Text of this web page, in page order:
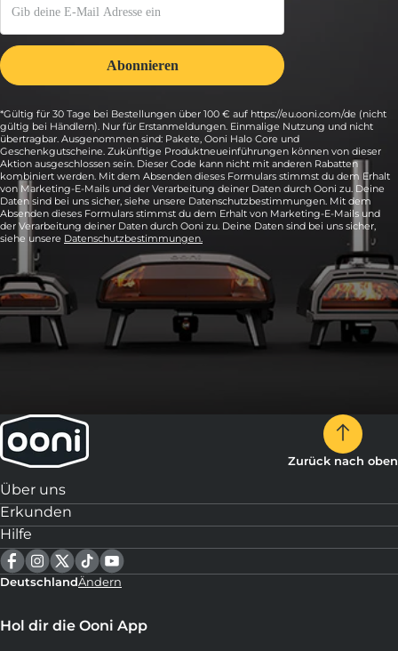
*Gültig für 30 Tage bei Bestellungen über 100 € auf https://eu.ooni.com/de (nicht
gültig bei Händlern). Nur für Erstanmeldungen. Einmalige Nutzung und nicht
übertragbar. Ausgenommen sind: Pakete, Ooni Halo Core und
Geschenkgutscheine. Zukünftige Produktneueinführungen können von dieser
Aktion ausgeschlossen sein. Dieser Code kann nicht mit anderen Rabatten
kombiniert werden. Mit dem Absenden dieses Formulars stimmst du dem Erhalt
von Marketing-E-Mails und der Verarbeitung deiner Daten durch Ooni zu. Deine
Daten sind bei uns sicher, siehe unsere Datenschutzbestimmungen. Mit dem
Absenden dieses Formulars stimmst du dem Erhalt von Marketing-E-Mails und
der Verarbeitung deiner Daten durch Ooni zu. Deine Daten sind bei uns sicher,
siehe unsere Datenschutzbestimmungen.
Zurück nach oben
Über uns
Erkunden
Hilfe
DeutschlandÄndern
Hol dir die Ooni App